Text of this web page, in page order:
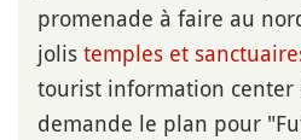
promenade à faire au
jolis temples et
tourist information center
demande le plan pour